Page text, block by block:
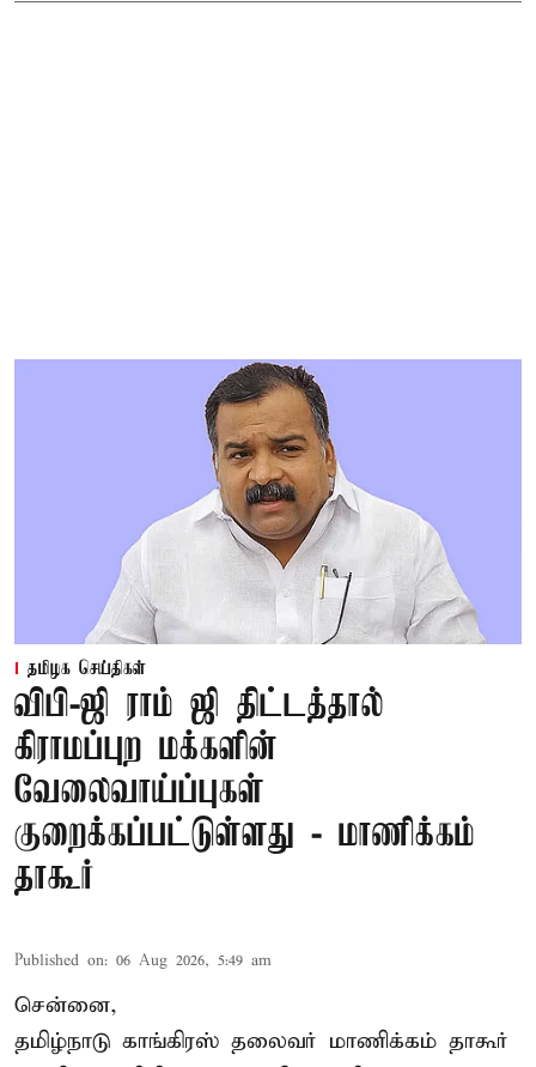
தமிழக செய்திகள்
விபி-ஜி ராம் ஜி திட்டத்தால்
கிராமப்புற மக்களின்
வேலைவாய்ப்புகள்
குறைக்கப்பட்டுள்ளது - மாணிக்கம்
தாகூர்
Published on: 06 Aug 2026, 5:49 am
சென்னை,
தமிழ்நாடு காங்கிரஸ் தலைவர் மாணிக்கம் தாகூர்